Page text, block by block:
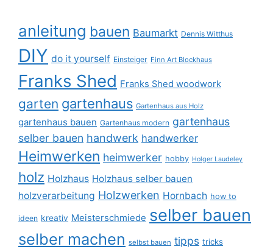
anleitung bauen Baumarkt Dennis Witthus
DIY do it yourself Einsteiger Finn Art Blockhaus
Franks Shed Franks Shed woodwork
garten gartenhaus Gartenhaus aus Holz
gartenhaus bauen Gartenhaus modern gartenhaus
selber bauen handwerk handwerker
Heimwerken heimwerker hobby Holger Laudeley
holz Holzhaus Holzhaus selber bauen
holzverarbeitung Holzwerken Hornbach how to
ideen kreativ Meisterschmiede selber bauen
selber machen selbst bauen tipps tricks